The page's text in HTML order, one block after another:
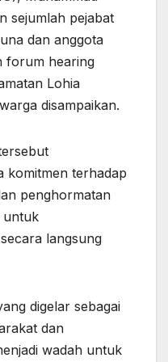
sejumlah pejabat
dan anggota
forum hearing
Lohia
disampaikan.
komitmen terhadap
penghormatan
untuk
langsung
digelar sebagai
dan
wadah untuk